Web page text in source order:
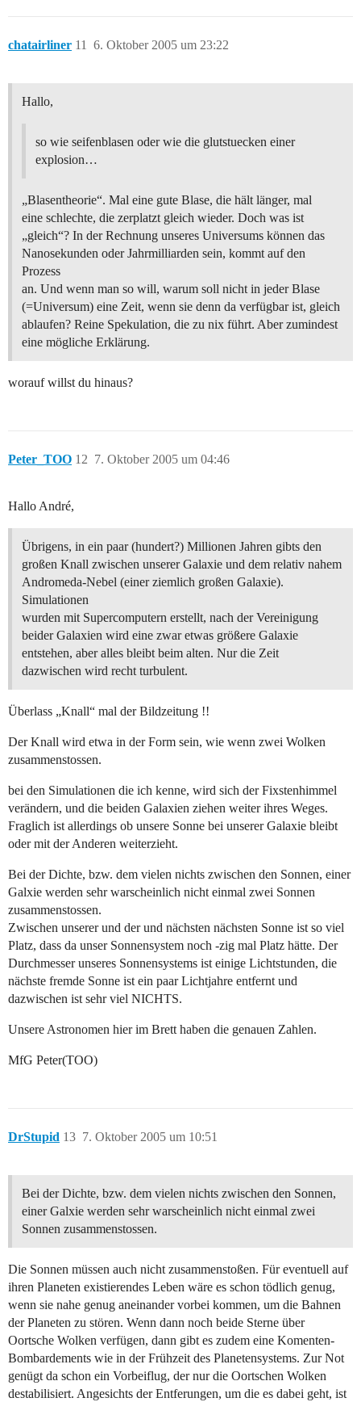
chatairliner 6. Oktober 2005 um 23:22
11
Hallo,
so wie seifenblasen oder wie die glutstuecken einer
explosion…
„Blasentheorie“. Mal eine gute Blase, die hält länger, mal
eine schlechte, die zerplatzt gleich wieder. Doch was ist
„gleich“? In der Rechnung unseres Universums können das
Nanosekunden oder Jahrmilliarden sein, kommt auf den
Prozess
an. Und wenn man so will, warum soll nicht in jeder Blase
(=Universum) eine Zeit, wenn sie denn da verfügbar ist, gleich
ablaufen? Reine Spekulation, die zu nix führt. Aber zumindest
eine mögliche Erklärung.
worauf willst du hinaus?
Peter_TOO 7. Oktober 2005 um 04:46
12
Hallo André,
Übrigens, in ein paar (hundert?) Millionen Jahren gibts den
großen Knall zwischen unserer Galaxie und dem relativ nahem
Andromeda-Nebel (einer ziemlich großen Galaxie).
Simulationen
wurden mit Supercomputern erstellt, nach der Vereinigung
beider Galaxien wird eine zwar etwas größere Galaxie
entstehen, aber alles bleibt beim alten. Nur die Zeit
dazwischen wird recht turbulent.
Überlass „Knall“ mal der Bildzeitung !!
Der Knall wird etwa in der Form sein, wie wenn zwei Wolken
zusammenstossen.
bei den Simulationen die ich kenne, wird sich der Fixstenhimmel
verändern, und die beiden Galaxien ziehen weiter ihres Weges.
Fraglich ist allerdings ob unsere Sonne bei unserer Galaxie bleibt
oder mit der Anderen weiterzieht.
Bei der Dichte, bzw. dem vielen nichts zwischen den Sonnen, einer
Galxie werden sehr warscheinlich nicht einmal zwei Sonnen
zusammenstossen.
Zwischen unserer und der und nächsten nächsten Sonne ist so viel
Platz, dass da unser Sonnensystem noch -zig mal Platz hätte. Der
Durchmesser unseres Sonnensystems ist einige Lichtstunden, die
nächste fremde Sonne ist ein paar Lichtjahre entfernt und
dazwischen ist sehr viel NICHTS.
Unsere Astronomen hier im Brett haben die genauen Zahlen.
MfG Peter(TOO)
DrStupid 7. Oktober 2005 um 10:51
13
Bei der Dichte, bzw. dem vielen nichts zwischen den Sonnen,
einer Galxie werden sehr warscheinlich nicht einmal zwei
Sonnen zusammenstossen.
Die Sonnen müssen auch nicht zusammenstoßen. Für eventuell auf
ihren Planeten existierendes Leben wäre es schon tödlich genug,
wenn sie nahe genug aneinander vorbei kommen, um die Bahnen
der Planeten zu stören. Wenn dann noch beide Sterne über
Oortsche Wolken verfügen, dann gibt es zudem eine Komenten-
Bombardements wie in der Frühzeit des Planetensystems. Zur Not
genügt da schon ein Vorbeiflug, der nur die Oortschen Wolken
destabilisiert. Angesichts der Entferungen, um die es dabei geht, ist